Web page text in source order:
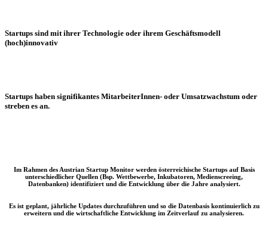
Startups sind mit ihrer Technologie oder ihrem Geschäftsmodell
(hoch)innovativ
Startups haben signifikantes MitarbeiterInnen- oder Umsatzwachstum oder
streben es an.
Im Rahmen des Austrian Startup Monitor werden österreichische Startups auf Basis
unterschiedlicher Quellen (Bsp. Wettbewerbe, Inkubatoren, Medienscreeing,
Datenbanken) identifiziert und die Entwicklung über die Jahre analysiert.
Es ist geplant, jährliche Updates durchzuführen und so die Datenbasis kontinuierlich zu
erweitern und die wirtschaftliche Entwicklung im Zeitverlauf zu analysieren.